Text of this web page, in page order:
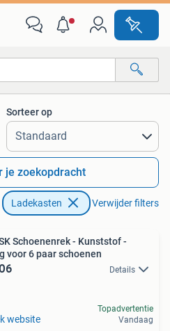
Sorteer op
je zoekopdracht
Ladekasten Verwijder filters
Schoenenrek - Kunststof -
voor 6 paar schoenen
Details
website
Topadvertentie
Vandaag